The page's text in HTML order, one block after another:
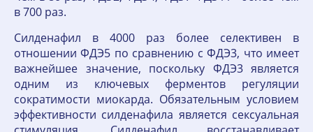
в 700 раз.
Силденафил в 4000 раз более селективен в
отношении ФДЭ5 по сравнению с ФДЭ3, что имеет
важнейшее значение, поскольку ФДЭ3 является
одним из ключевых ферментов регуляции
сократимости миокарда. Обязательным условием
эффективности силденафила является сексуальная